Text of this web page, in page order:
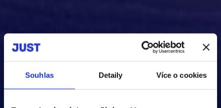
Souhlas Detaily Více o cookies